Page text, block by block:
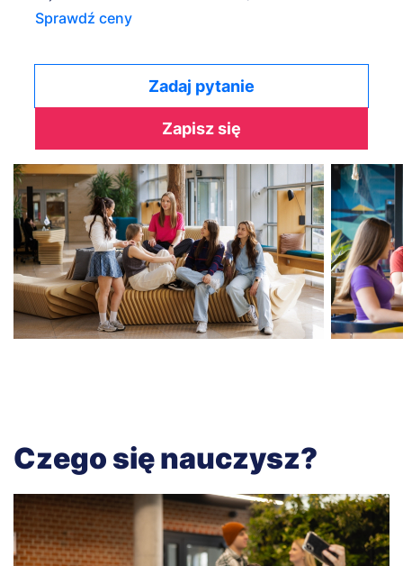
Sprawdź ceny
Zadaj pytanie
Zapisz się
Czego się nauczysz?